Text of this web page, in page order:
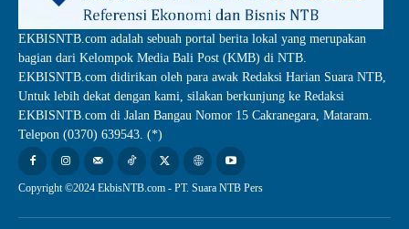
EKBISNTB.com adalah sebuah portal berita lokal yang merupakan
bagian dari Kelompok Media Bali Post (KMB) di NTB.
EKBISNTB.com didirikan oleh para awak Redaksi Harian Suara NTB,
Untuk lebih dekat dengan kami, silakan berkunjung ke Redaksi
EKBISNTB.com di Jalan Bangau Nomor 15 Cakranegara, Mataram.
Telepon (0370) 639543. (*)
Copyright ©2024 EkbisNTB.com - PT. Suara NTB Pers